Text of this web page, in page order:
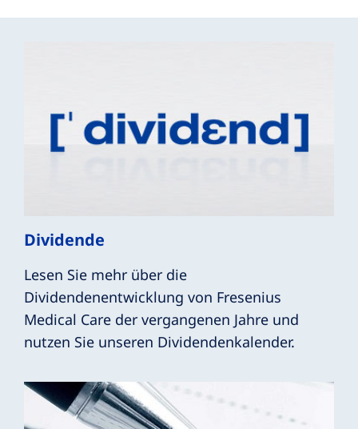
Dividende
Lesen Sie mehr über die
Dividendenentwicklung von Fresenius
Medical Care der vergangenen Jahre und
nutzen Sie unseren Dividendenkalender.